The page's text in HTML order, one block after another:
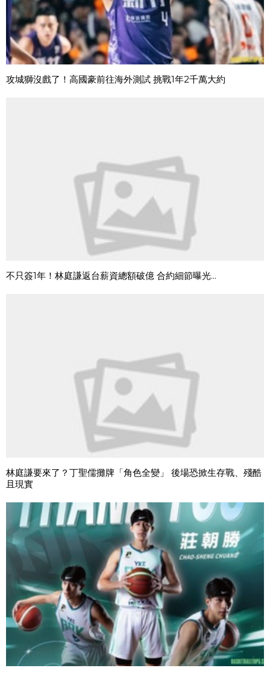
攻城獅沒戲了！高國豪前往海外測試 挑戰1年2千萬大約
不只簽1年！林庭謙返台薪資總額破億 合約細節曝光...
林庭謙要來了？丁聖儒攤牌「角色全變」 後場恐掀生存戰、殘酷
且現實